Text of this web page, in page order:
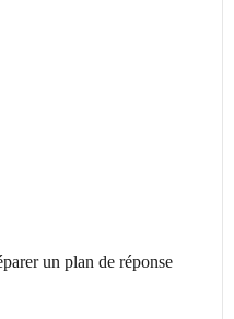
un plan de réponse